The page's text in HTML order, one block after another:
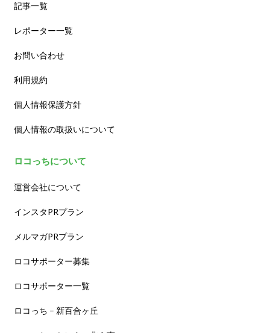
記事一覧
レポーター一覧
お問い合わせ
利用規約
個人情報保護方針
個人情報の取扱いについて
ロコっちについて
運営会社について
インスタPRプラン
メルマガPRプラン
ロコサポーター募集
ロコサポーター一覧
ロコっち – 新百合ヶ丘